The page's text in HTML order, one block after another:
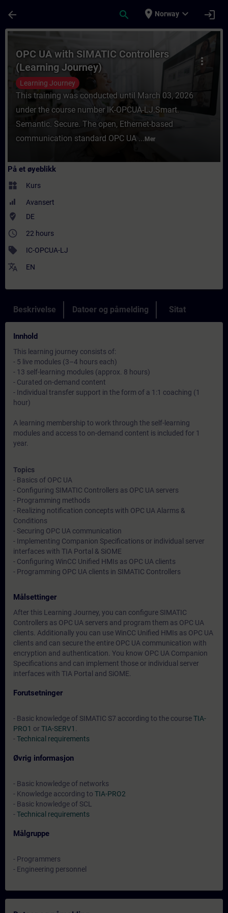
arrow_back search place Norway expand_more login
Kurs - OPC UA with SIMATIC
more_vert
OPC UA with SIMATIC Controllers
(Learning Journey)
Learning Journey
This training was conducted until March 03, 2026
under the course number IK-OPCUA-LJ.Smart.
Semantic. Secure. The open, Ethernet-based
communication standard OPC UA ... Mer
På et øyeblikk
widgets Kurs
Avansert
where_to_vote DE
access_time 22 hours
sell IC-OPCUA-LJ
translate EN
Beskrivelse Datoer og påmelding Sitat
Innhold
This learning journey consists of:
- 5 live modules (3–4 hours each)
- 13 self-learning modules (approx. 8 hours)
- Curated on-demand content
- Individual transfer support in the form of a 1:1 coaching (1
hour)
A learning membership to work through the self-learning
modules and access to on-demand content is included for 1
year.
Topics
- Basics of OPC UA
- Configuring SIMATIC Controllers as OPC UA servers
- Programming methods
- Realizing notification concepts with OPC UA Alarms &
Conditions
- Securing OPC UA communication
- Implementing Companion Specifications or individual server
interfaces with TIA Portal & SiOME
- Configuring WinCC Unified HMIs as OPC UA clients
- Programming OPC UA clients in SIMATIC Controllers
Målsettinger
After this Learning Journey, you can configure SIMATIC
Controllers as OPC UA servers and program them as OPC UA
clients. Additionally you can use WinCC Unified HMIs as OPC UA
clients and can secure the entire OPC UA communication with
encryption and authentication. You know OPC UA Companion
Specifications and can implement those or individual server
interfaces with TIA Portal and SiOME.
Forutsetninger
- Basic knowledge of SIMATIC S7 according to the courseTIA-
PRO1 orTIA-SERV1
-Technical requirements
Øvrig informasjon
- Basic knowledge of networks
- Knowledge according to TIA-PRO2
- Basic knowledge of SCL
-Technical requirements
Målgruppe
- Programmers
- Engineering personnel